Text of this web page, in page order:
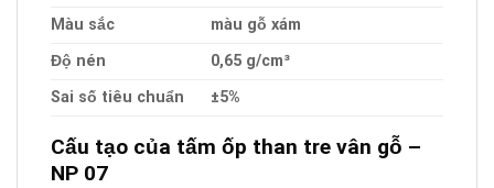
Màu sắc
màu gỗ xám
Độ nén
0,65 g/cm³
Sai số tiêu chuẩn
±5%
Cấu tạo của tấm ốp than tre vân gỗ –
NP 07